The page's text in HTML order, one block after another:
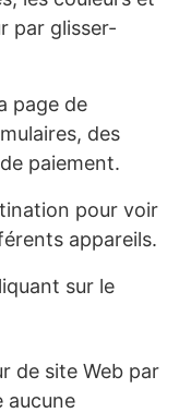
par glisser-
page de
des
paiement.
pour voir
appareils.
sur le
de site Web par
aucune